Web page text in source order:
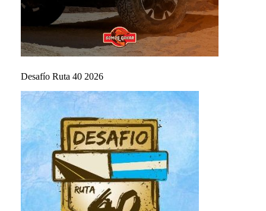
Desafío Ruta 40 2026